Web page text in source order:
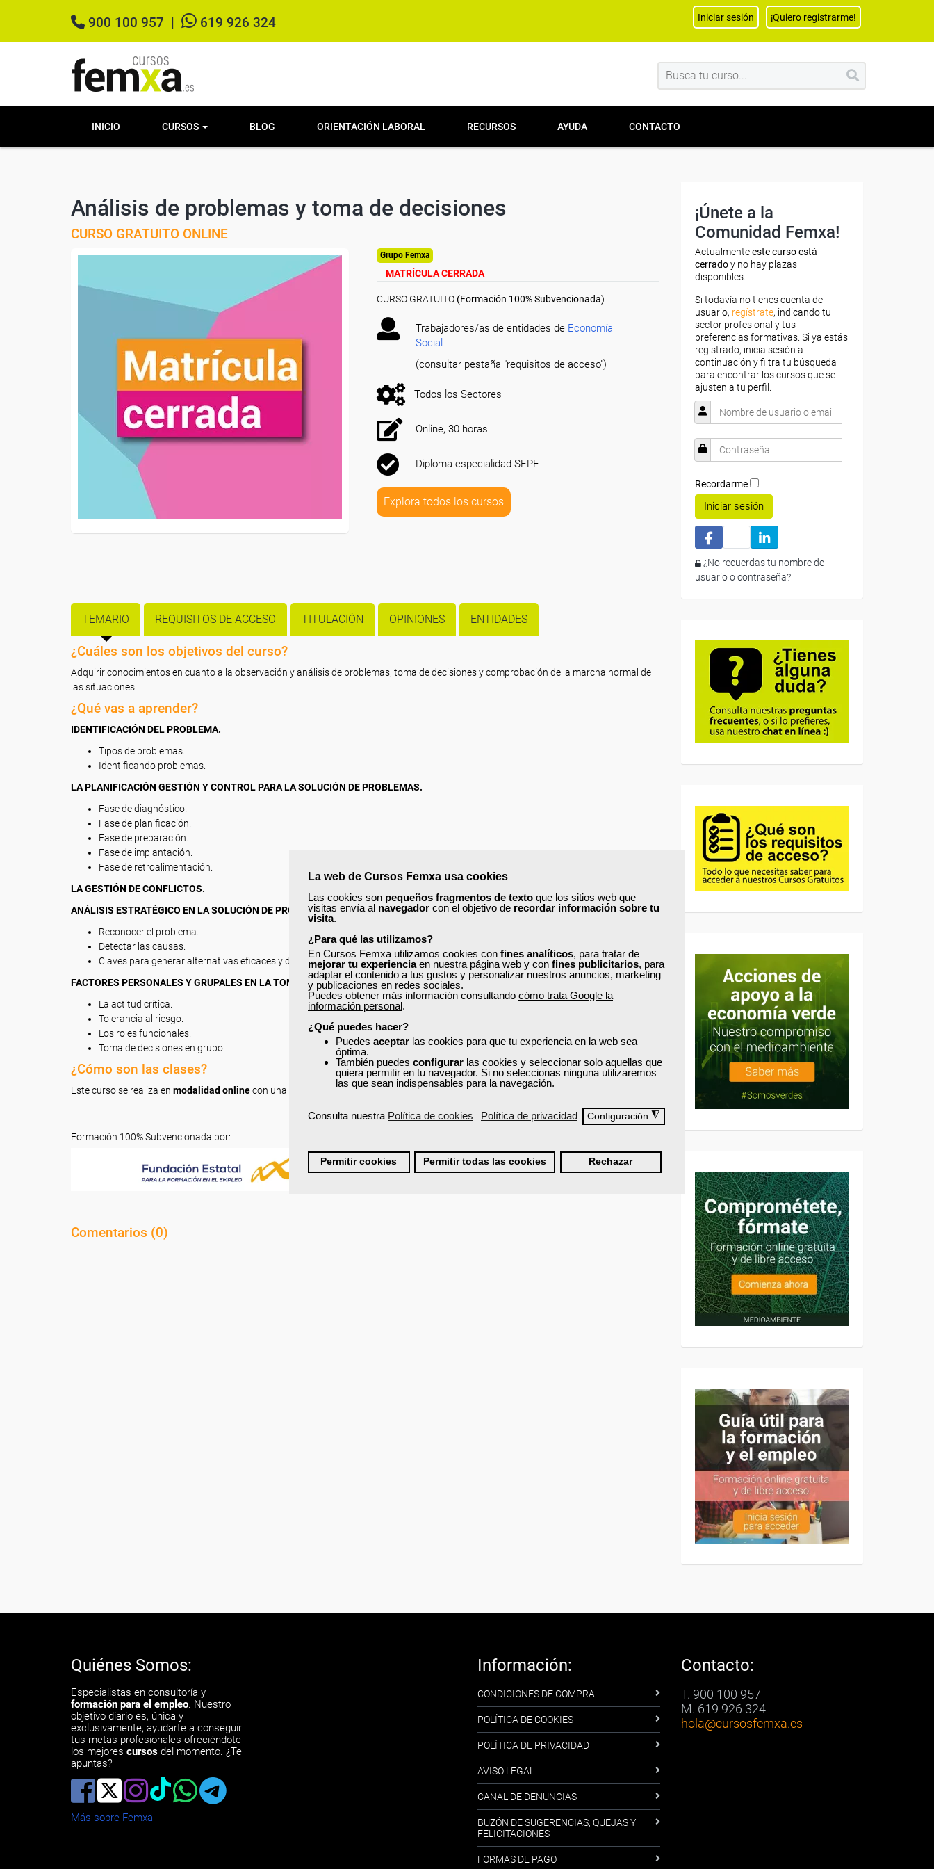
La web de Cursos Femxa usa cookies
Las cookies son pequeños fragmentos de texto que los sitios web que
visitas envía al navegador con el objetivo de recordar información sobre tu
visita.
¿Para qué las utilizamos?
En Cursos Femxa utilizamos cookies con fines analíticos, para tratar de
mejorar tu experienciaen nuestra página web y con fines publicitarios, para
adaptar el contenido a tus gustos y personalizar nuestros anuncios, marketing
y publicaciones en redes sociales.
Puedes obtener más información consultando cómo trata Google la
información personal.
¿Qué puedes hacer?
Puedes aceptar las cookies para que tu experiencia en la web sea
óptima.
También puedes configurar las cookies y seleccionar solo aquellas que
quiera permitir en tu navegador. Si no seleccionas ninguna utilizaremos
las que sean indispensables para la navegación.
Consulta nuestra Política de cookies Política de privacidad Configuración ◮
Permitir cookies Permitir todas las cookies Rechazar
900 100 957 619 926 324 Iniciar sesión ¡Quiero registrarme!
INICIO CURSOS BLOG ORIENTACIÓN LABORAL RECURSOS AYUDA CONTACTO
Análisis de problemas y toma de decisiones
CURSO GRATUITO ONLINE
Grupo Femxa
MATRÍCULA CERRADA
CURSO GRATUITO (Formación 100% Subvencionada)
Trabajadores/as de entidades de Economía
Social
(consultar pestaña "requisitos de acceso")
Todos los Sectores
Online, 30 horas
Diploma especialidad SEPE
Explora todos los cursos
TEMARIO REQUISITOS DE ACCESO TITULACIÓN OPINIONES ENTIDADES
¿Cuáles son los objetivos del curso?
Adquirir conocimientos en cuanto a la observación y análisis de problemas, toma de decisiones y comprobación de la marcha normal de
las situaciones.
¿Qué vas a aprender?
IDENTIFICACIÓN DEL PROBLEMA.
Tipos de problemas.
Identificando problemas.
LA PLANIFICACIÓN GESTIÓN Y CONTROL PARA LA SOLUCIÓN DE PROBLEMAS.
Fase de diagnóstico.
Fase de planificación.
Fase de preparación.
Fase de implantación.
Fase de retroalimentación.
LA GESTIÓN DE CONFLICTOS.
ANÁLISIS ESTRATÉGICO EN LA SOLUCIÓN DE PROBLEMAS PARA LA TOMA DE LA DECISIÓN.
Reconocer el problema.
Detectar las causas.
Claves para generar alternativas eficaces y decisiones adaptadas a cada situación.
FACTORES PERSONALES Y GRUPALES EN LA TOMA DE DECISIONES.
La actitud crítica.
Tolerancia al riesgo.
Los roles funcionales.
Toma de decisiones en grupo.
¿Cómo son las clases?
Este curso se realiza en modalidad onlinecon una duración de30 horas.
Formación 100% Subvencionada por:
Comentarios (0)
¡Únete a la
Comunidad Femxa!
Actualmenteeste curso está
cerradoy no hay plazas
disponibles.
Si todavía no tienes cuenta de
usuario, regístrate, indicando tu
sector profesional y tus
preferencias formativas. Si ya estás
registrado, inicia sesión a
continuación y filtra tu búsqueda
para encontrar los cursos que se
ajusten a tu perfil.
Recordarme
Iniciar sesión
¿No recuerdas tu nombre de
usuario o contraseña?
Quiénes Somos:
Especialistas en consultoría y
formación para el empleo. Nuestro
objetivo diario es, única y
exclusivamente, ayudarte a conseguir
tus metas profesionales ofreciéndote
los mejores cursos del momento. ¿Te
apuntas?
Más sobre Femxa
Información:
CONDICIONES DE COMPRA
POLÍTICA DE COOKIES
POLÍTICA DE PRIVACIDAD
AVISO LEGAL
CANAL DE DENUNCIAS
BUZÓN DE SUGERENCIAS, QUEJAS Y
FELICITACIONES
FORMAS DE PAGO
Contacto:
T. 900 100 957
M. 619 926 324
hola@cursosfemxa.es